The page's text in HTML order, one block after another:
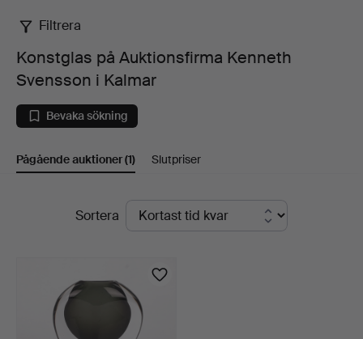
Konstglas
på
Auktionsfirma
Kenneth
Filtrera
Konstglas på Auktionsfirma Kenneth
Svensson i Kalmar
Bevaka sökning
Pågående auktioner(1) Slutpriser
PågåendeSortera